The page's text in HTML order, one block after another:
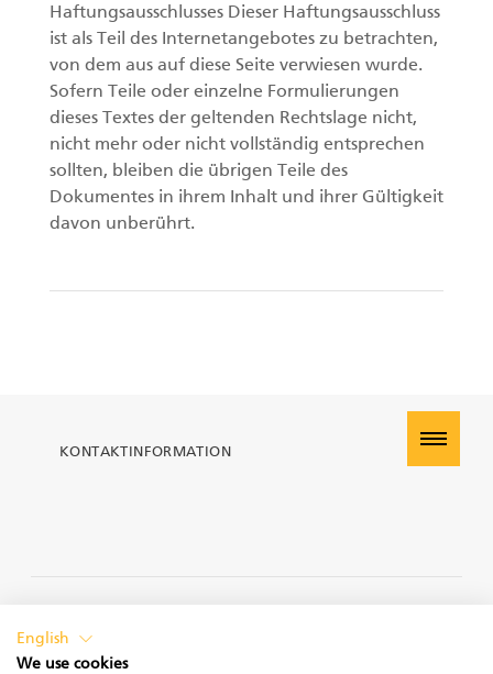
KONTAKTINFORMATION
Haftungsausschlusses Dieser Haftungsausschluss
ist als Teil des Internetangebotes zu betrachten,
von dem aus auf diese Seite verwiesen wurde.
Sofern Teile oder einzelne Formulierungen
dieses Textes der geltenden Rechtslage nicht,
nicht mehr oder nicht vollständig entsprechen
sollten, bleiben die übrigen Teile des
Dokumentes in ihrem Inhalt und ihrer Gültigkeit
davon unberührt.
English
We use cookies